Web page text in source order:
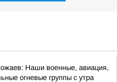
Наши военные, авиация,
огневые группы с утра